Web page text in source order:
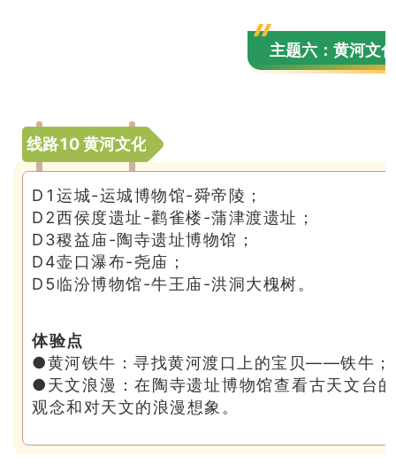
主题六：黄河文化
线路10 黄河文化
D1运城-运城博物馆-舜帝陵；
D2西侯度遗址-鹳雀楼-蒲津渡遗址；
D3稷益庙-陶寺遗址博物馆；
D4壶口瀑布-尧庙；
D5临汾博物馆-牛王庙-洪洞大槐树。
体验点
●黄河铁牛：寻找黄河渡口上的宝贝——铁牛；
●天文浪漫：在陶寺遗址博物馆查看古天文台
观念和对天文的浪漫想象。